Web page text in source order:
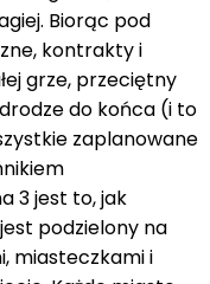
Biorąc pod
kontrakty i
grze, przeciętny
do końca (i to
zaplanowane
3 jest to, jak
podzielony na
miasteczkami i